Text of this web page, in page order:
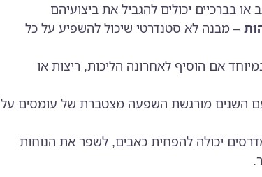
בברכיים יכולים להגביל את ביצועיהם
– מבנה לא סטנדרטי שיכול להשפיע על כל
אם הוסיף לאחרונה הליכות, ריצות או
השנים מורגשת השפעה מצטברת של עומסים על
יכולה להפחית כאבים, לשפר את הנוחות